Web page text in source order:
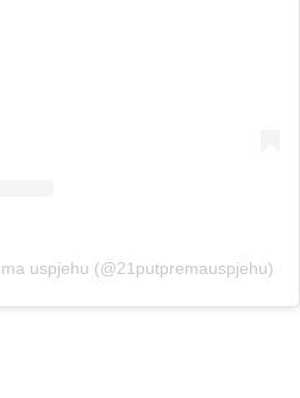
uspjehu (@21putpremauspjehu)